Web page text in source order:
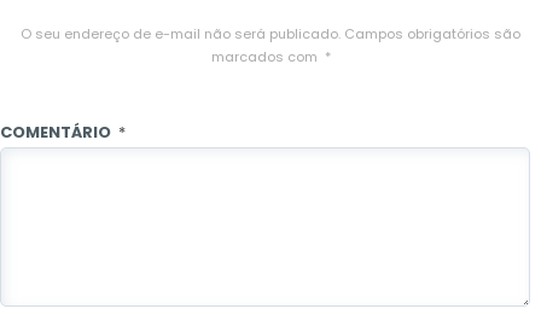
O seu endereço de e-mail não será publicado. Campos obrigatórios são
marcados com *
COMENTÁRIO *